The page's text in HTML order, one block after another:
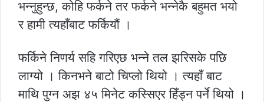
भन्नुहुन्छ, कोहि फर्कने तर फर्कने भन्नेकै बहुमत भयो
र हामी त्यहाँबाट फर्कियौं ।
फर्किने निणर्य सहि गरिएछ भन्ने तल झरिसके पछि
लाग्यो । किनभने बाटो चिप्लो थियो । त्यहाँ बाट
माथि पुग्न अझ ४५ मिनेट कस्सिएर हिँड्न पर्ने थियो ।